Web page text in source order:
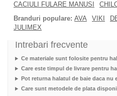
CACIULI FULARE MANUSI
Branduri populare: AVA VIKI
JULIMEX
Intrebari frecvente
Ce materiale sunt folosite pentru
Care este timpul de livrare pentru
Pot returna halatul de baie daca nu
Care sunt metodele de plata